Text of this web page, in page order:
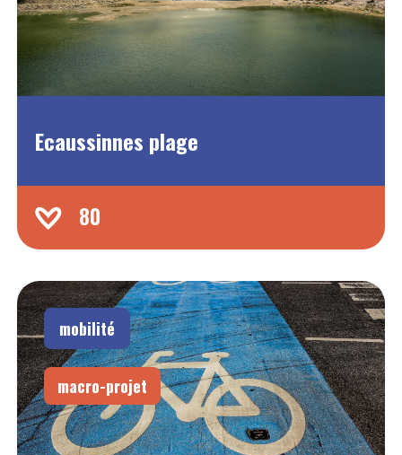
Ecaussinnes plage
80
mobilité
macro-projet